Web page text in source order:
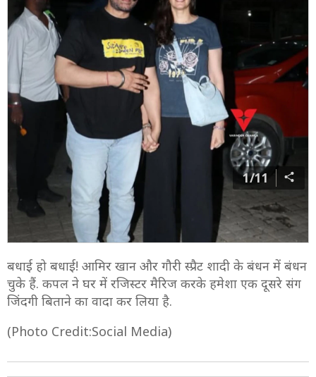
1/11
बधाई हो बधाई! आमिर खान और गौरी स्प्रैट शादी के बंधन में बंधन
चुके हैं. कपल ने घर में रजिस्टर मैरिज करके हमेशा एक दूसरे संग
जिंदगी बिताने का वादा कर लिया है.
(Photo Credit:Social Media)